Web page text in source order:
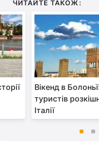
ЧИТАЙТЕ ТАКОЖ:
Вікенд в
туристів
Італії